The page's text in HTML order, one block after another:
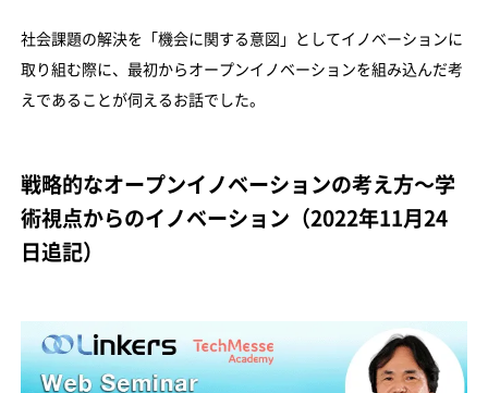
社会課題の解決を「機会に関する意図」としてイノベーションに
取り組む際に、最初からオープンイノベーションを組み込んだ考
えであることが伺えるお話でした。
戦略的なオープンイノベーションの考え方〜学
術視点からのイノベーション（2022年11月24
日追記）